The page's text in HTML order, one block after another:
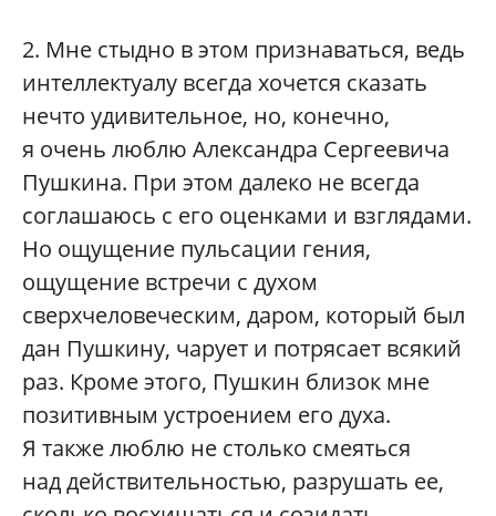
2. Мне стыдно в этом признаваться, ведь
интеллектуалу всегда хочется сказать
нечто удивительное, но, конечно,
я очень люблю Александра Сергеевича
Пушкина. При этом далеко не всегда
соглашаюсь с его оценками и взглядами.
Но ощущение пульсации гения,
ощущение встречи с духом
сверхчеловеческим, даром, который был
дан Пушкину, чарует и потрясает всякий
раз. Кроме этого, Пушкин близок мне
позитивным устроением его духа.
Я также люблю не столько смеяться
над действительностью, разрушать ее,